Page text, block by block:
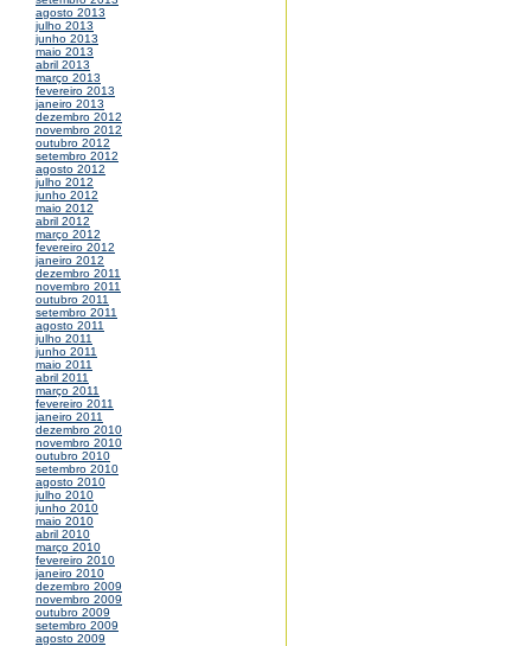
agosto 2013
julho 2013
junho 2013
maio 2013
abril 2013
março 2013
fevereiro 2013
janeiro 2013
dezembro 2012
novembro 2012
outubro 2012
setembro 2012
agosto 2012
julho 2012
junho 2012
maio 2012
abril 2012
março 2012
fevereiro 2012
janeiro 2012
dezembro 2011
novembro 2011
outubro 2011
setembro 2011
agosto 2011
julho 2011
junho 2011
maio 2011
abril 2011
março 2011
fevereiro 2011
janeiro 2011
dezembro 2010
novembro 2010
outubro 2010
setembro 2010
agosto 2010
julho 2010
junho 2010
maio 2010
abril 2010
março 2010
fevereiro 2010
janeiro 2010
dezembro 2009
novembro 2009
outubro 2009
setembro 2009
agosto 2009